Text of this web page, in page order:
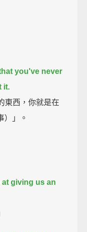
you've never
it.
東西，你就是在
）」。
giving us an